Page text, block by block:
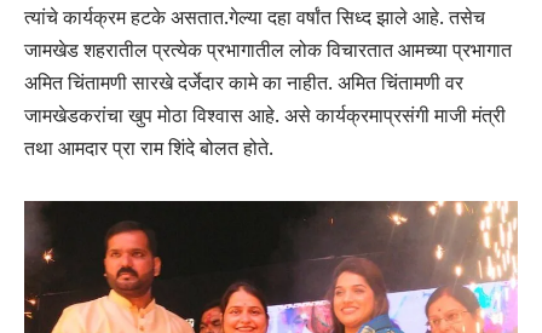
त्यांचे कार्यक्रम हटके असतात.गेल्या दहा वर्षांत सिध्द झाले आहे. तसेच
जामखेड शहरातील प्रत्येक प्रभागातील लोक विचारतात आमच्या प्रभागात
अमित चिंतामणी सारखे दर्जेदार कामे का नाहीत. अमित चिंतामणी वर
जामखेडकरांचा खुप मोठा विश्वास आहे. असे कार्यक्रमाप्रसंगी माजी मंत्री
तथा आमदार प्रा राम शिंदे बोलत होते.